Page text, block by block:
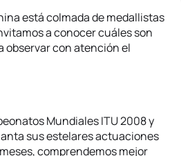
está colmada de medallistas
a conocer cuáles son
observar con atención el
Mundiales ITU 2008 y
sus estelares actuaciones
comprendemos mejor